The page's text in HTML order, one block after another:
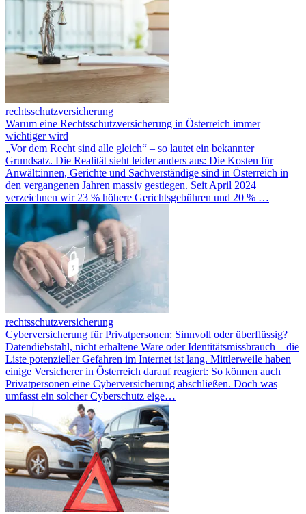
rechtsschutzversicherung
Warum eine Rechtsschutzversicherung in Österreich immer
wichtiger wird
„Vor dem Recht sind alle gleich“ – so lautet ein bekannter
Grundsatz. Die Realität sieht leider anders aus: Die Kosten für
Anwält:innen, Gerichte und Sachverständige sind in Österreich in
den vergangenen Jahren massiv gestiegen. Seit April 2024
verzeichnen wir 23 % höhere Gerichtsgebühren und 20 % …
rechtsschutzversicherung
Cyberversicherung für Privatpersonen: Sinnvoll oder überflüssig?
Datendiebstahl, nicht erhaltene Ware oder Identitätsmissbrauch – die
Liste potenzieller Gefahren im Internet ist lang. Mittlerweile haben
einige Versicherer in Österreich darauf reagiert: So können auch
Privatpersonen eine Cyberversicherung abschließen. Doch was
umfasst ein solcher Cyberschutz eige…